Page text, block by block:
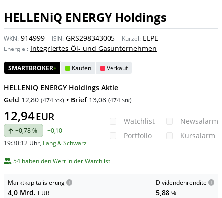
HELLENiQ ENERGY Holdings
WKN: 914999 ISIN: GRS298343005 Kürzel: ELPE
Energie : Integriertes Öl- und Gasunternehmen
SMARTBROKER+ Kaufen Verkauf
HELLENiQ ENERGY Holdings Aktie
Geld 12,80 (474 Stk) • Brief 13,08 (474 Stk)
12,94EUR
+0,78 %
+0,10
19:30:12 Uhr, Lang & Schwarz
Watchlist
Portfolio
Newsalarm
Kursalarm
54 haben den Wert in der Watchlist
Marktkapitalisierung
4,0 Mrd. EUR
Dividendenrendite
5,88 %